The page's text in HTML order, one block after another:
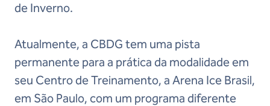
de Inverno.
Atualmente, a CBDG tem uma pista
permanente para a prática da modalidade em
seu Centro de Treinamento, a Arena Ice Brasil,
em São Paulo, com um programa diferente